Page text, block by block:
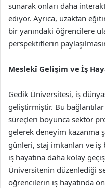
sunarak onları daha
ediyor. Ayrıca, uzaktan
bir yanındaki öğrencilere
perspektiflerin
Meslekî Gelişim ve İş
Gedik Üniversitesi, iş
geliştirmiştir. Bu
süreçleri boyunca sektör
gelerek deneyim kazanma
günleri, staj imkanları ve
iş hayatına daha kolay
Üniversitenin düzenlediği
öğrencilerin iş hayatında